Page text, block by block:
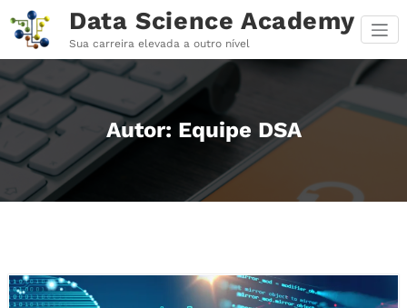
para
conteúdo
Data Science Academy
Sua carreira elevada a outro nível
Autor: Equipe DSA